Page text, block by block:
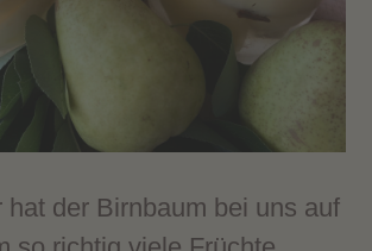
hat der Birnbaum bei uns auf